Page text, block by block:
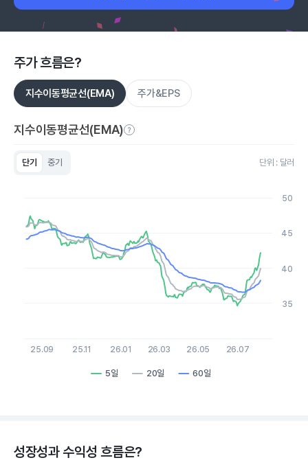
주가 흐름은?
지수이동평균선(EMA) 주가&EPS
지수이동평균선(EMA)
단기 중기 단위 : 달러
The chart has 1 X axis displaying Time. Data ranges from
The chart has 1 Y axis displaying values. Data ranges from
5일 20일 60일
25.09 25.11 26.01 26.03 26.05 26.07
35
40
45
50
성장성과 수익성 흐름은?